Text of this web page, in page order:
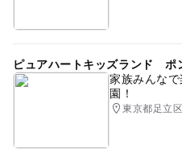
ピュアハートキッズランド ポ
家族みんな
園！
東京都足立区